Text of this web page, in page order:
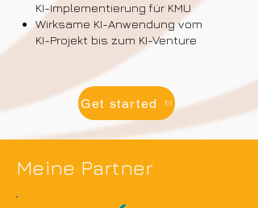
KI-Implementierung für KMU
Wirksame KI-Anwendung vom
KI-Projekt bis zum KI-Venture
Get started
Meine Partner